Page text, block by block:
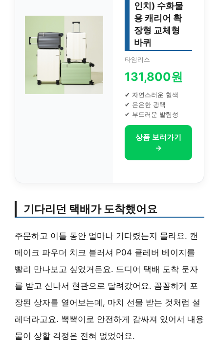
인치) 수화물
용 캐리어 확
장형 교체형
바퀴
타임리스
131,800원
✔ 자연스러운 혈색
✔ 은은한 광택
✔ 부드러운 발림성
상품 보러가기
→
기다리던 택배가 도착했어요
주문하고 이틀 동안 얼마나 기다렸는지 몰라요. 캔
메이크 파우더 치크 블러셔 P04 클레버 베이지를
빨리 만나보고 싶었거든요. 드디어 택배 도착 문자
를 받고 신나서 현관으로 달려갔어요. 꼼꼼하게 포
장된 상자를 열어보는데, 마치 선물 받는 것처럼 설
레더라고요. 뽁뽁이로 안전하게 감싸져 있어서 내용
물이 상할 걱정은 전혀 없었어요.